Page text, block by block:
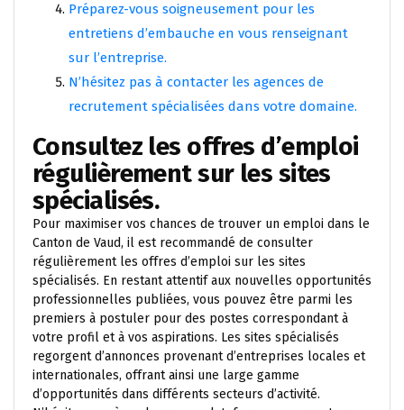
Préparez-vous soigneusement pour les
entretiens d’embauche en vous renseignant
sur l’entreprise.
N’hésitez pas à contacter les agences de
recrutement spécialisées dans votre domaine.
Consultez les offres d’emploi
régulièrement sur les sites
spécialisés.
Pour maximiser vos chances de trouver un emploi dans le
Canton de Vaud, il est recommandé de consulter
régulièrement les offres d’emploi sur les sites
spécialisés. En restant attentif aux nouvelles opportunités
professionnelles publiées, vous pouvez être parmi les
premiers à postuler pour des postes correspondant à
votre profil et à vos aspirations. Les sites spécialisés
regorgent d’annonces provenant d’entreprises locales et
internationales, offrant ainsi une large gamme
d’opportunités dans différents secteurs d’activité.